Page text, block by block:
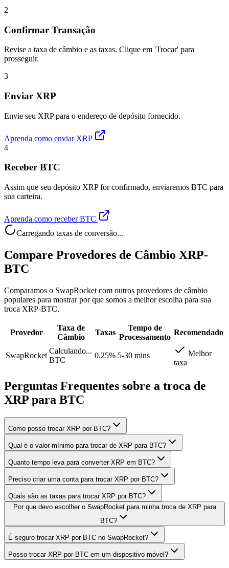
2
Confirmar Transação
Revise a taxa de câmbio e as taxas. Clique em 'Trocar' para
prosseguir.
3
Enviar XRP
Envie seu XRP para o endereço de depósito fornecido.
Aprenda como enviar XRP
4
Receber BTC
Assim que seu depósito XRP for confirmado, enviaremos BTC para
sua carteira.
Aprenda como receber BTC
Carregando taxas de conversão...
Compare Provedores de Câmbio XRP-
BTC
Comparamos o SwapRocket com outros provedores de câmbio
populares para mostrar por que somos a melhor escolha para sua
troca XRP-BTC.
Provedor
Taxa de
Câmbio
Taxas
Tempo de
Processamento
Recomendado
SwapRocket
Calculando...
BTC
0.25% 5-30 mins
Melhor
taxa
Perguntas Frequentes sobre a troca de
XRP para BTC
Como posso trocar XRP por BTC?
Qual é o valor mínimo para trocar de XRP para BTC?
Quanto tempo leva para converter XRP em BTC?
Preciso criar uma conta para trocar XRP por BTC?
Quais são as taxas para trocar XRP por BTC?
Por que devo escolher o SwapRocket para minha troca de XRP para
BTC?
É seguro trocar XRP por BTC no SwapRocket?
Posso trocar XRP por BTC em um dispositivo móvel?